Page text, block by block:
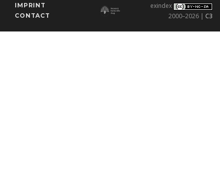
IMPRINT
CONTACT
exindex
2000–2026 | C3